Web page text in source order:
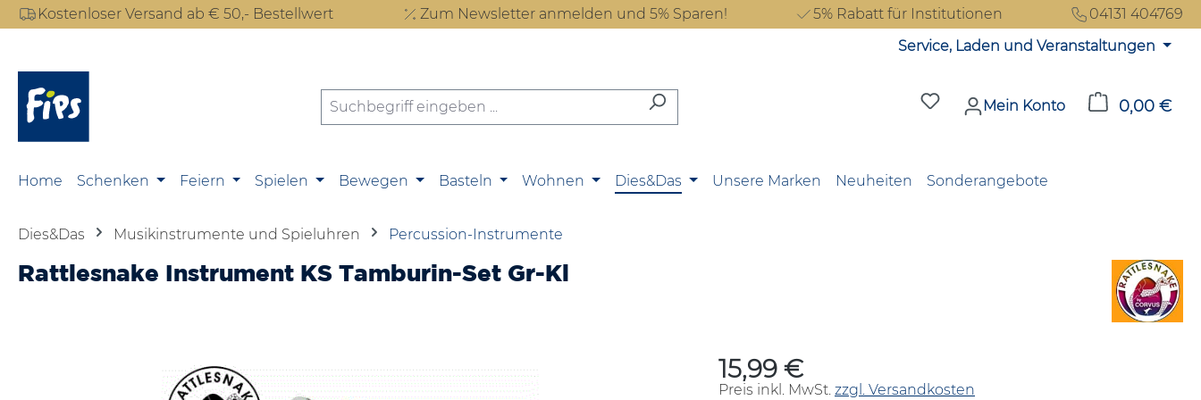
Hauptinhalt springen
Zur Suche springen
Zur Hauptnavigation springen
Kostenloser Versand ab € 50,- Bestellwert Zum Newsletter anmelden und 5% Sparen! 5% Rabatt für Institutionen
04131 404769
Service, Laden und Veranstaltungen
Du hast 0 Produkte auf dem
Mein Konto 0,00 €
Home Schenken Feiern Spielen Bewegen Basteln Wohnen Dies&Das Unsere Marken Neuheiten Sonderangebote
Dies&Das Musikinstrumente und Spieluhren Percussion-Instrumente
Rattlesnake Instrument KS Tamburin-Set Gr-Kl
Bildergalerie überspringen Regulärer Preis:
15,99 €
Preis inkl. MwSt. zzgl. Versandkosten